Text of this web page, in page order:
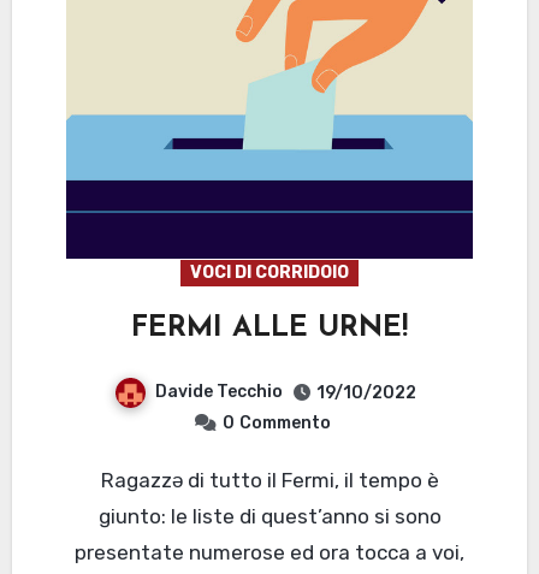
VOCI DI CORRIDOIO
FERMI ALLE URNE!
Davide Tecchio
19/10/2022
0 Commento
Ragazzə di tutto il Fermi, il tempo è
giunto: le liste di quest’anno si sono
presentate numerose ed ora tocca a voi,